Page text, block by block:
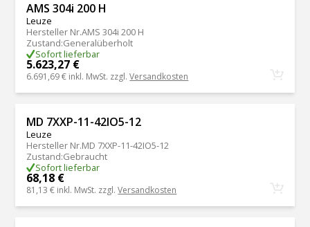
AMS 304i 200 H
Leuze
Hersteller Nr.AMS 304i 200 H
Zustand:Generalüberholt
Sofort lieferbar
5.623,27 €
6.691,69 € inkl. MwSt. zzgl.Versandkosten
MD 7XXP-11-42IO5-12
Leuze
Hersteller Nr.MD 7XXP-11-42IO5-12
Zustand:Gebraucht
Sofort lieferbar
68,18 €
81,13 € inkl. MwSt. zzgl.Versandkosten